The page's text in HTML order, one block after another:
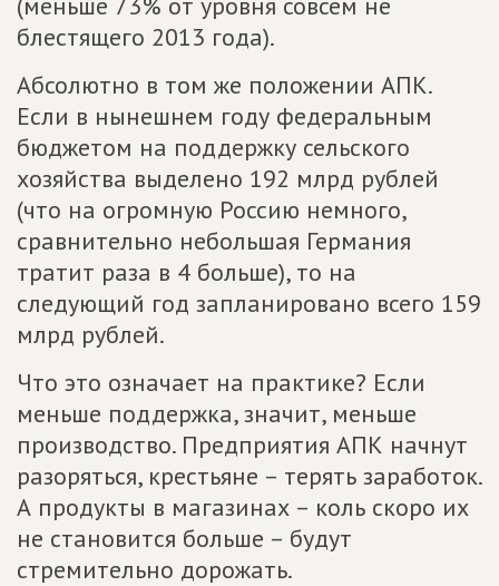
блестящего 2013 года).
Абсолютно в том же положении АПК.
Если в нынешнем году федеральным
бюджетом на поддержку сельского
хозяйства выделено 192 млрд рублей
(что на огромную Россию немного,
сравнительно небольшая Германия
тратит раза в 4 больше), то на
следующий год запланировано всего 159
млрд рублей.
Что это означает на практике? Если
меньше поддержка, значит, меньше
производство. Предприятия АПК начнут
разоряться, крестьяне – терять заработок.
А продукты в магазинах – коль скоро их
не становится больше – будут
стремительно дорожать.